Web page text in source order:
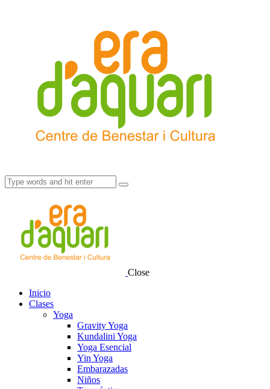
Close
Inicio
Clases
Yoga
Gravity Yoga
Kundalini Yoga
Yoga Esencial
Yin Yoga
Embarazadas
Niños